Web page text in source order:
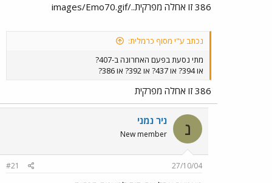
386 זו אחלה מפרקית../images/Emo70.gif
נכתב ע"י מסוף כרמלית:
מתי נסעת בפעם האחרונה ב-407?
או 394? או 437? או 392? או 386?
386 זו אחלה מפרקית
נ ניר נמני
New member
27/10/04
#21